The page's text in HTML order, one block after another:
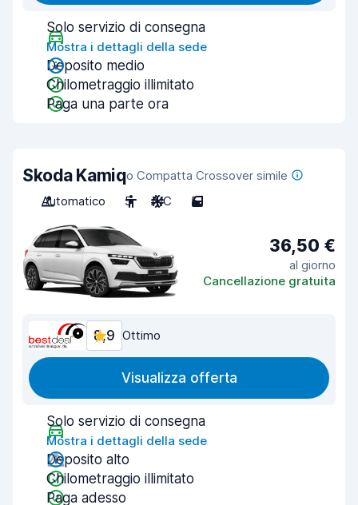
Solo servizio di consegna
Mostra i dettagli della sede
Deposito medio
Chilometraggio illimitato
Paga una parte ora
Skoda Kamiqo Compatta Crossover simile
Automatico
5 A/C 5
36,50 €
al giorno
Cancellazione gratuita
8,9 Ottimo
Visualizza offerta
Solo servizio di consegna
Mostra i dettagli della sede
Deposito alto
Chilometraggio illimitato
Paga adesso